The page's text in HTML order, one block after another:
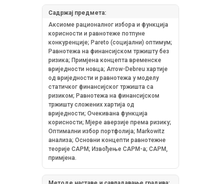
Садржај предмета:
Аксиоме рационалног избора и функција
корисности и равнотеже потпуне
конкуренције; Pareto (социјални) оптимум;
Равнотежа на финансијском тржишту без
ризика; Примјена концепта временске
вриједности новца; Arrow-Debreu хартије
од вриједности и равнотежа у моделу
статичког финансијског тржишта са
ризиком; Равнотежа на финансијском
тржишту сложених хартија од
вриједности; Очекивана функција
корисности; Мјере аверзије према ризику;
Оптимални избор портфолија; Markowitz
анализа; Основни концепти равнотежне
теорије CAPM; Извођење CAPM-а; CAPM,
примјена.